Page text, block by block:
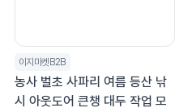
이지마켓B2B
농사 벌초 사파리 여름 등산 낚
시 아웃도어 큰챙 대두 작업 모